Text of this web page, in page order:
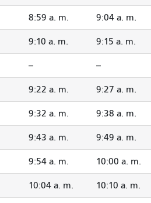
8:59 a. m. 9:04 a. m.
9:10 a. m. 9:15 a. m.
-- --
9:22 a. m. 9:27 a. m.
9:32 a. m. 9:38 a. m.
9:43 a. m. 9:49 a. m.
9:54 a. m. 10:00 a. m.
10:04 a. m. 10:10 a. m.